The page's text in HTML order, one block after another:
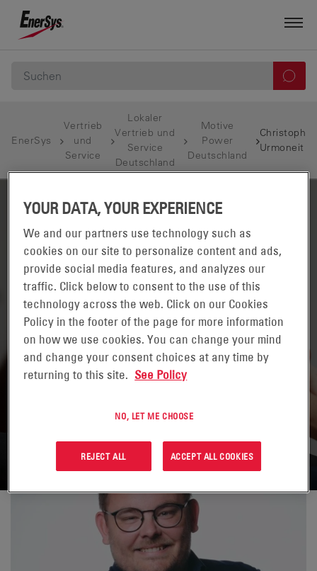
EnerSys
Vertrieb
und
Service
Lokaler
Vertrieb und
Service
Deutschland
Motive
Power
Deutschland
Christoph
Urmoneit
YOUR DATA, YOUR EXPERIENCE
We and our partners use technology such as
cookies on our site to personalize content and ads,
provide social media features, and analyzes our
traffic. Click below to consent to the use of this
technology across the web. Click on our Cookies
Policy in the footer of the page for more information
on how we use cookies. You can change your mind
and change your consent choices at any time by
returning to this site. See Policy
NO, LET ME CHOOSE
REJECT ALL ACCEPT ALL COOKIES